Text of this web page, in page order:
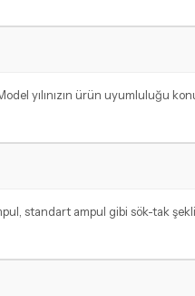
yılınızın ürün uyumluluğu
standart ampul gibi sök-tak